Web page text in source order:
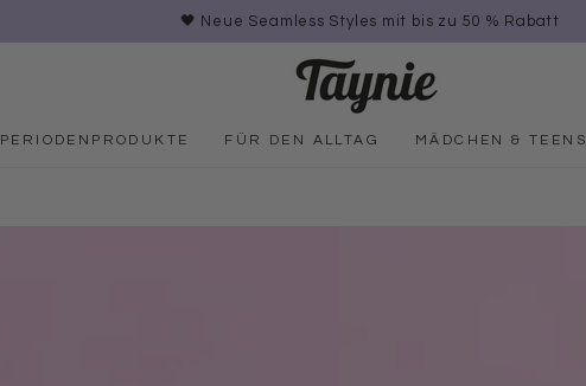
🖤 Neue Seamless Styles mit bis zu 50 % Rabatt
PERIODENPRODUKTE FÜR DEN ALLTAG MÄDCHEN & TEENS